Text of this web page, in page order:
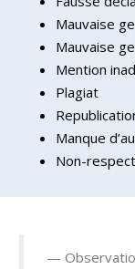
Mauvaise
Mauvaise
Mention
Plagiat
Manque
Non-